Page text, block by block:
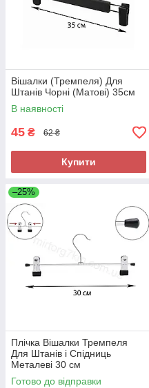
Вішалки (Тремпеля) Для
Штанів Чорні (Матові) 35см
В наявності
45 ₴ 62 ₴
Купити
–25%
Плічка Вішалки Тремпеля
Для Штанів і Спідниць
Металеві 30 см
(хром+силікон)
Готово до відправки